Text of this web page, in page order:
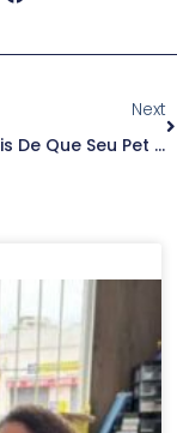
Next
Cinco Sinais De Que Seu Pet Precisa De Atendimento Veterinário Especializado